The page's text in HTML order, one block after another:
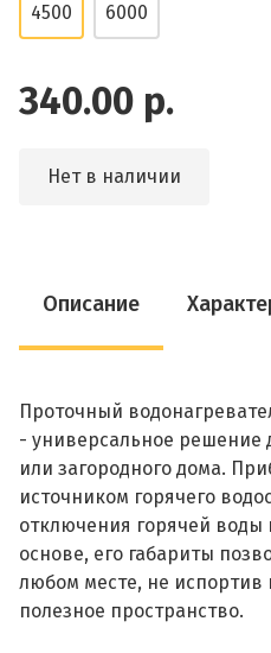
340.00 р.
4500 6000
Нет в наличии
Описание
Проточный
- универсальное решение
или загородного дома.
источником горячего
отключения горячей воды
основе, его габариты
любом месте, не испортив
полезное пространство.